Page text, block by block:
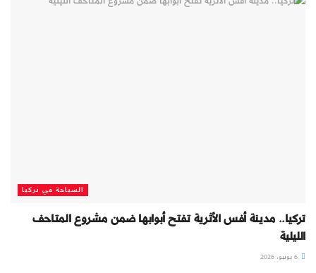
السياحة في تركيا
تركيا.. مدينة أفس الأثرية تفتح أبوابها ضمن مشروع المتاحف
الليلية